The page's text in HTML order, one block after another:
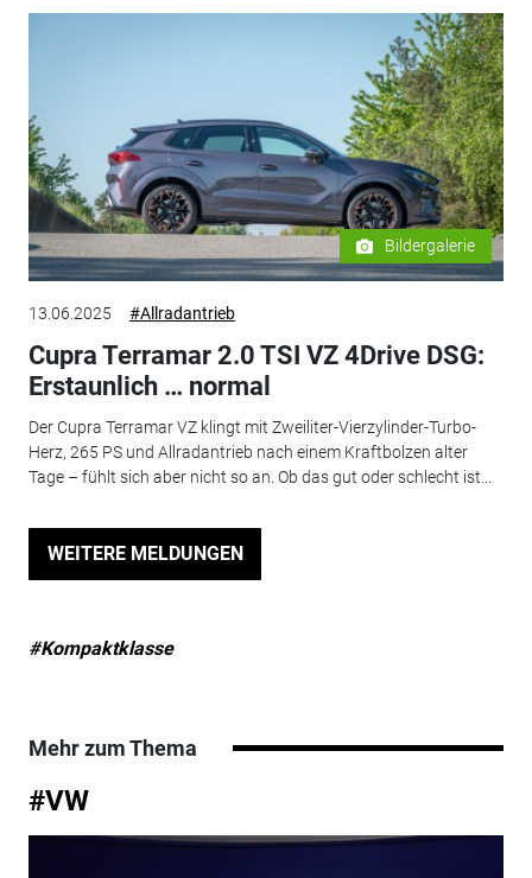
Bildergalerie
13.06.2025 #Allradantrieb
Cupra Terramar 2.0 TSI VZ 4Drive DSG:
Erstaunlich … normal
Der Cupra Terramar VZ klingt mit Zweiliter-Vierzylinder-Turbo-
Herz, 265 PS und Allradantrieb nach einem Kraftbolzen alter
Tage – fühlt sich aber nicht so an. Ob das gut oder schlecht ist...
WEITERE MELDUNGEN
#Kompaktklasse
Mehr zum Thema
#VW